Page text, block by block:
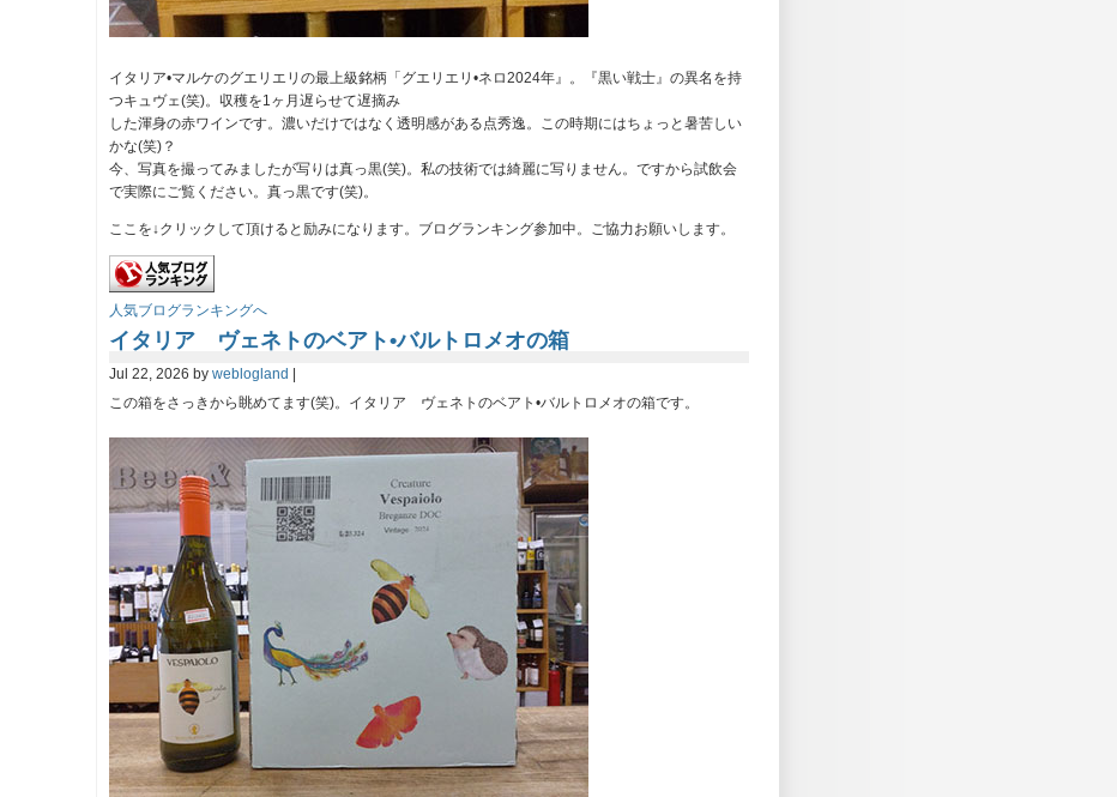
イタリア•マルケのグエリエリの最上級銘柄「グエリエリ•ネロ2024年』。『黒い戦士』の異名を持
つキュヴェ(笑)。収穫を1ヶ月遅らせて遅摘み
した渾身の赤ワインです。濃いだけではなく透明感がある点秀逸。この時期にはちょっと暑苦しい
かな(笑)？
今、写真を撮ってみましたが写りは真っ黒(笑)。私の技術では綺麗に写りません。ですから試飲会
で実際にご覧ください。真っ黒です(笑)。
ここを↓クリックして頂けると励みになります。ブログランキング参加中。ご協力お願いします。
人気ブログランキングへ
イタリア ヴェネトのベアト•バルトロメオの箱
Jul 22, 2026 by weblogland
この箱をさっきから眺めてます(笑)。イタリア ヴェネトのベアト•バルトロメオの箱です。